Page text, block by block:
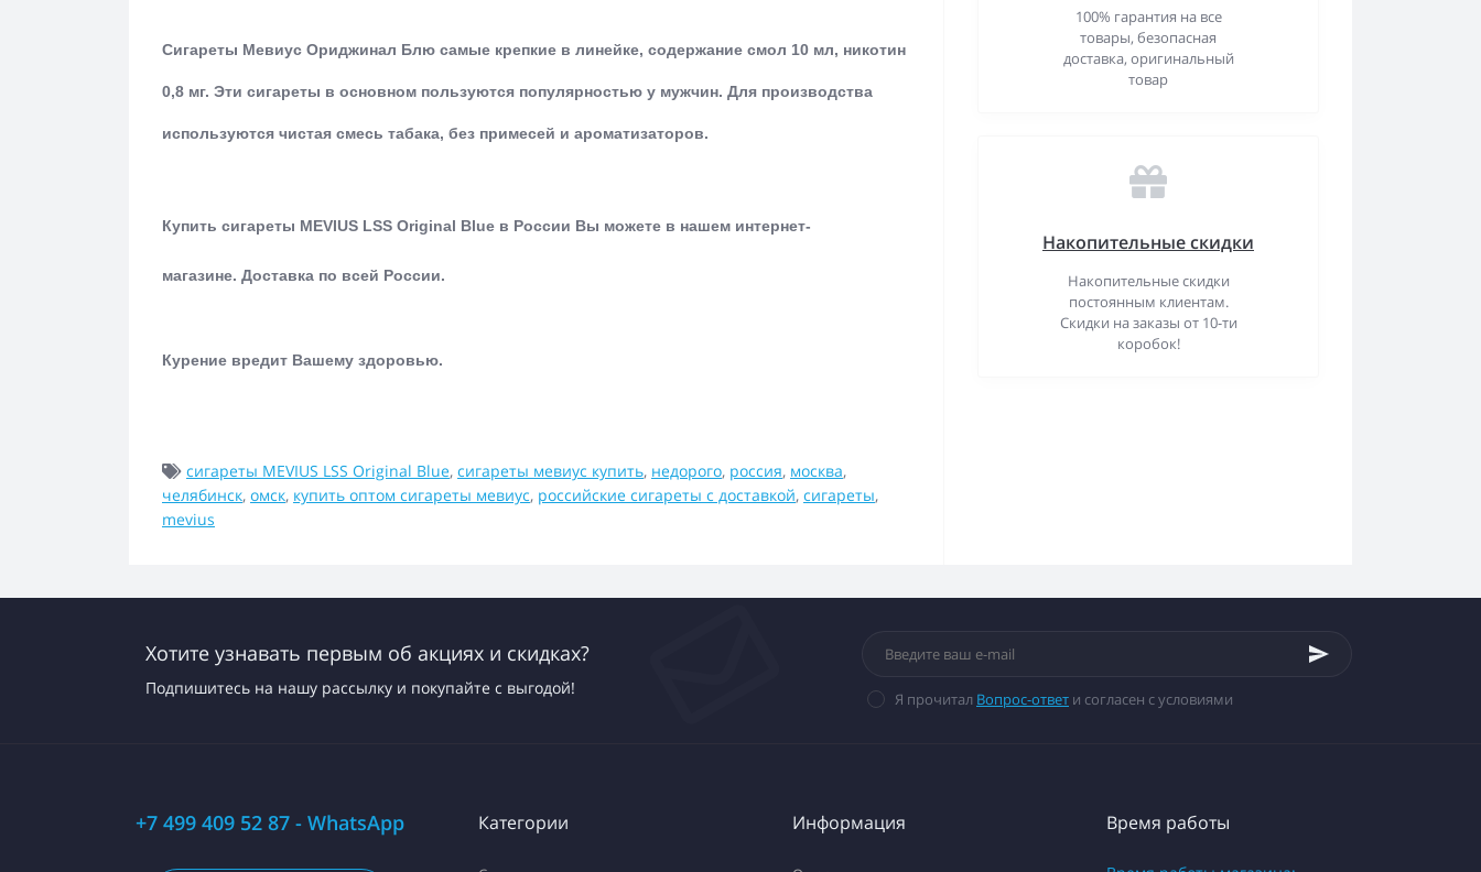
Сигареты Мевиус Ориджинал Блю самые крепкие в линейке, содержание смол 10 мл, никотин
0,8 мг. Эти сигареты в основном пользуются популярностью у мужчин. Для производства
используются чистая смесь табака, без примесей и ароматизаторов.
Купить сигареты MEVIUS LSS Original Blue в России Вы можете в нашем интернет-
магазине. Доставка по всей России.
Курение вредит Вашему здоровью.
сигареты MEVIUS LSS Original Blue, сигареты мевиус купить, недорого, россия, москва,
челябинск, омск, купить оптом сигареты мевиус, российские сигареты с доставкой, сигареты,
mevius
100% гарантия на все
товары, безопасная
доставка, оригинальный
товар
Накопительные скидки
Накопительные скидки
постоянным клиентам.
Скидки на заказы от 10-ти
коробок!
Хотите узнавать первым об акциях и скидках?
Подпишитесь на нашу рассылку и покупайте с выгодой!
Я прочитал Вопрос-ответ и согласен с условиями
+7 499 409 52 87 - WhatsApp Категории Информация Время работы